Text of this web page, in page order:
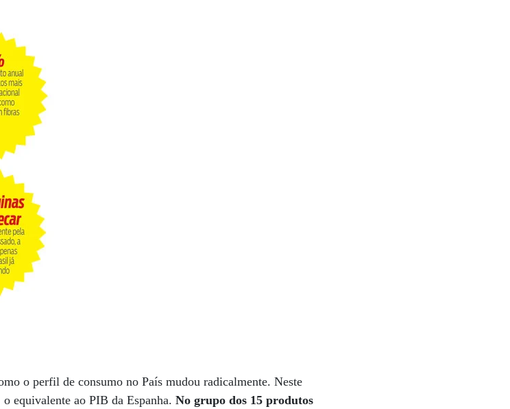
o perfil de consumo no País mudou radicalmente. Neste
equivalente ao PIB da Espanha. No grupo dos 15 produtos